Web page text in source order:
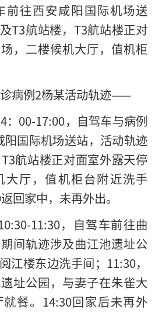
前往西安咸阳国际机场送
T3航站楼，T3航站楼正对
，二楼候机大厅，值机柜
病例2杨某活动轨迹——
：00-17:00，自驾车与病例
阳国际机场送站，活动轨迹
航站楼正对面室外露天停
大厅，值机柜台附近洗手
回家中，未再外出。
11:30，自驾车前往曲
间轨迹涉及曲江池遗址公
江楼东边洗手间；11:30，
址公园，与妻子在朱雀大
餐。14:30回家后未再外